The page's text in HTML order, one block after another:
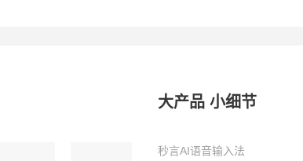
大产品 小细节
秒言AI语音输入法